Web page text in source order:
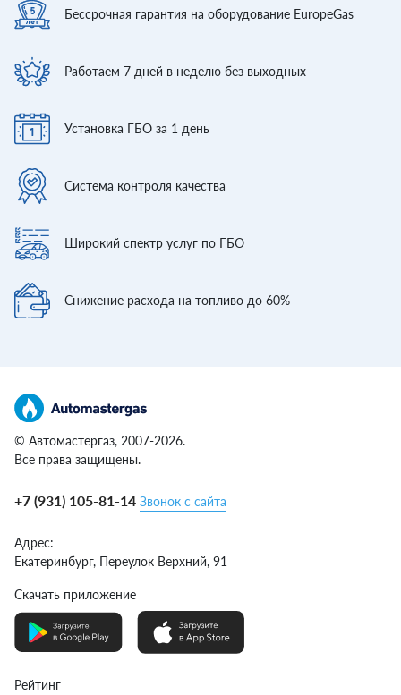
Бессрочная гарантия на оборудование EuropeGas
Работаем 7 дней в неделю без выходных
Установка ГБО за 1 день
Система контроля качества
Широкий спектр услуг по ГБО
Снижение расхода на топливо до 60%
© Автомастергаз, 2007-2026.
Все права защищены.
+7 (931) 105-81-14 Звонок с сайта
Адрес:
Екатеринбург, Переулок Верхний, 91
Скачать приложение
Рейтинг